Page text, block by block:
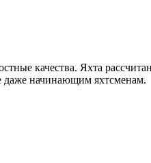
качества. Яхта
даже начинающим яхтсменам.